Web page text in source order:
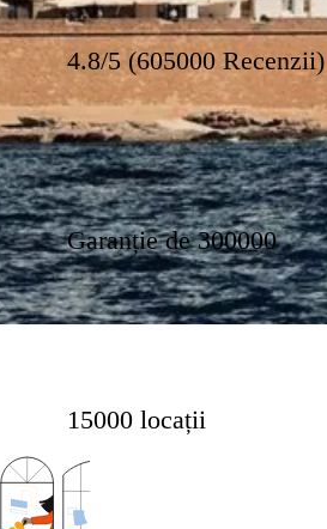
4.8/5 (605000 Recenzii)
Garanție de 300000
15000 locații